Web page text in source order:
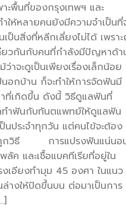
พื้นที่ของกรุงเทพฯ และ
ห้หลายคนยังมีความจำเป็นที่
นสิ่งที่หลีกเลี่ยงไม่ได้ เพราะ
ดียวกันกับคนที่กำลังมีปัญหาด้า
จะดูเป็นเพียงเรื่องเล็กน้อย
อกบ้าน ก็จะทำให้การจัดฟันมี
าที่เกิดขึ้น ดังนี้ วิธีดูแลฟันที่
ำฟันกับทันตแพทย์ให้ดูแลฟัน
นประจำทุกวัน แต่คนไข้จะต้อง
ให้ถูกวิธี การแปรงฟันแน่นอ
ค และเชื้อแบคทีเรียที่อยู่ใน
เอียงทำมุม 45 องศา ในแนว
งให้ปัดขึ้นบน ต่อมาเป็นการ